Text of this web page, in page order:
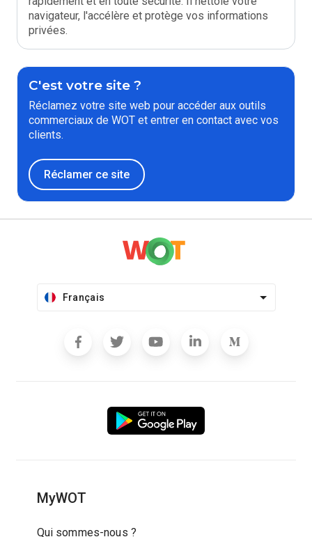
navigateur, l'accélère et protège vos informations
privées.
C'est votre site ?
Réclamez votre site web pour accéder aux outils
commerciaux de WOT et entrer en contact avec vos
clients.
Réclamer ce site
Français
MyWOT
Qui sommes-nous ?